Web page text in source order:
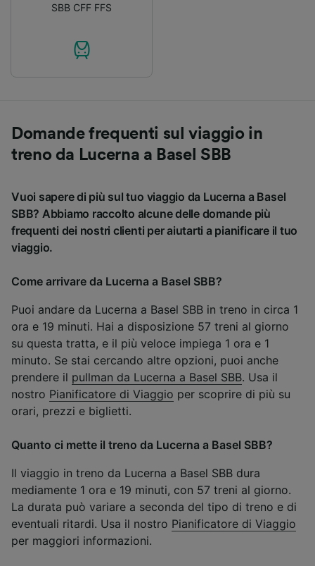
SBB CFF FFS
Domande frequenti sul viaggio in
treno da Lucerna a Basel SBB
Vuoi sapere di più sul tuo viaggio da Lucerna a Basel
SBB? Abbiamo raccolto alcune delle domande più
frequenti dei nostri clienti per aiutarti a pianificare il tuo
viaggio.
Come arrivare da Lucerna a Basel SBB?
Puoi andare da Lucerna a Basel SBB in treno in circa 1
ora e 19 minuti. Hai a disposizione 57 treni al giorno
su questa tratta, e il più veloce impiega 1 ora e 1
minuto. Se stai cercando altre opzioni, puoi anche
prendere il pullman da Lucerna a Basel SBB. Usa il
nostro Pianificatore di Viaggio per scoprire di più su
orari, prezzi e biglietti.
Quanto ci mette il treno da Lucerna a Basel SBB?
Il viaggio in treno da Lucerna a Basel SBB dura
mediamente 1 ora e 19 minuti, con 57 treni al giorno.
La durata può variare a seconda del tipo di treno e di
eventuali ritardi. Usa il nostro Pianificatore di Viaggio
per maggiori informazioni.